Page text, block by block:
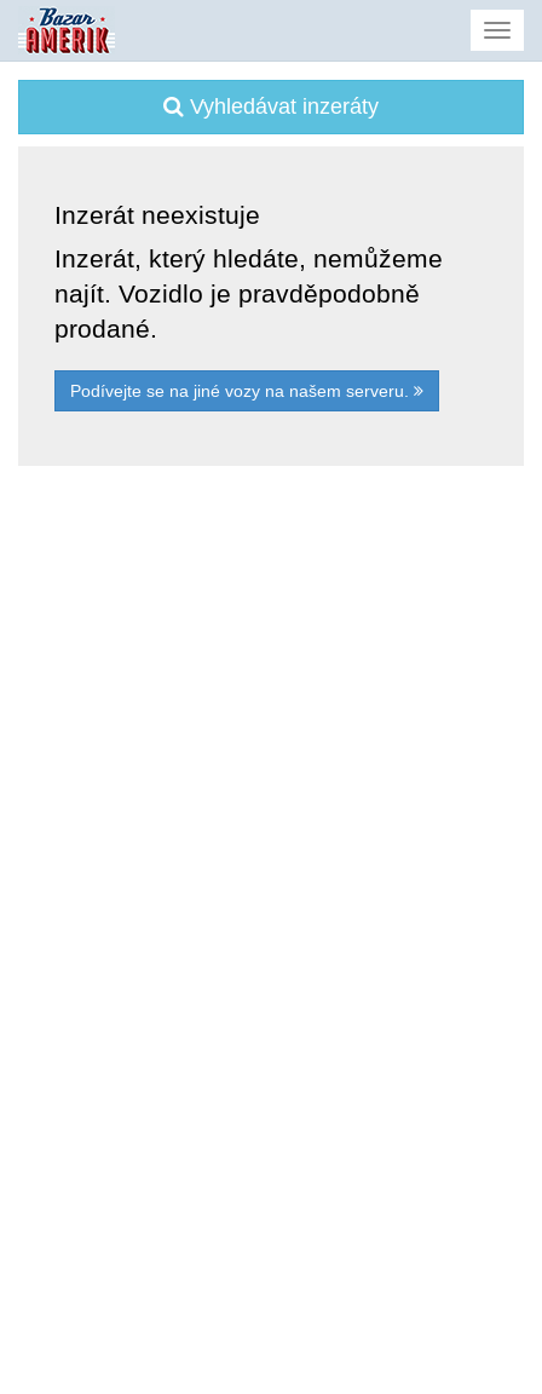
Vyhledávat inzeráty
Inzerát neexistuje
Inzerát, který hledáte, nemůžeme
najít. Vozidlo je pravděpodobně
prodané.
Podívejte se na jiné vozy na našem serveru.